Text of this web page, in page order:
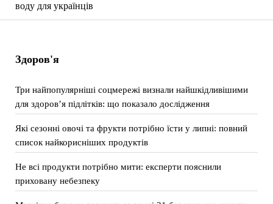
воду для українців
Здоров'я
Три найпопулярніші соцмережі визнали найшкідливішими
для здоров’я підлітків: що показало дослідження
Які сезонні овочі та фрукти потрібно їсти у липні: повний
список найкорисніших продуктів
Не всі продукти потрібно мити: експерти пояснили
приховану небезпеку